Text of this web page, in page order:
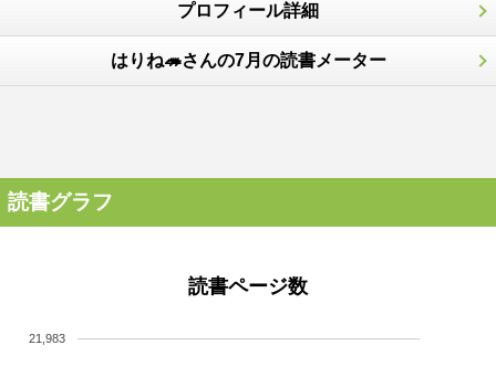
プロフィール詳細
はりね🦔さんの7月の読書メーター
読書グラフ
読書ページ数
21,983